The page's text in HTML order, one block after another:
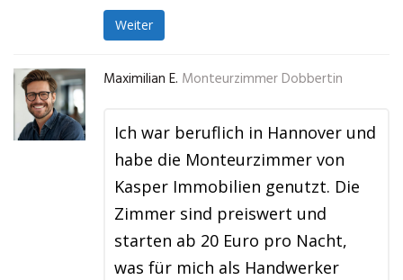
Weiter
Maximilian E. Monteurzimmer Dobbertin
Ich war beruflich in Hannover und
habe die Monteurzimmer von
Kasper Immobilien genutzt. Die
Zimmer sind preiswert und
starten ab 20 Euro pro Nacht,
was für mich als Handwerker